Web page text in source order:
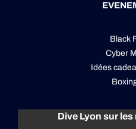
Black
Cyber
Idées
Dive Lyon sur